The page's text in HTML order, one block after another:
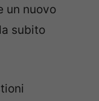
un nuovo
subito